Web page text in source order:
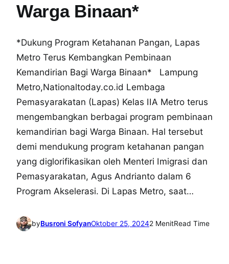
Warga Binaan*
*Dukung Program Ketahanan Pangan, Lapas
Metro Terus Kembangkan Pembinaan
Kemandirian Bagi Warga Binaan* Lampung
Metro,Nationaltoday.co.id Lembaga
Pemasyarakatan (Lapas) Kelas IIA Metro terus
mengembangkan berbagai program pembinaan
kemandirian bagi Warga Binaan. Hal tersebut
demi mendukung program ketahanan pangan
yang diglorifikasikan oleh Menteri Imigrasi dan
Pemasyarakatan, Agus Andrianto dalam 6
Program Akselerasi. Di Lapas Metro, saat…
byBusroni SofyanOktober 25, 20242 MenitRead Time